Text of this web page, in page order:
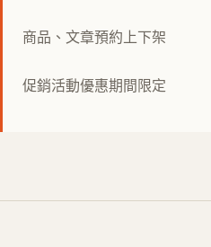
商品、文章預約上下架
促銷活動優惠期間限定